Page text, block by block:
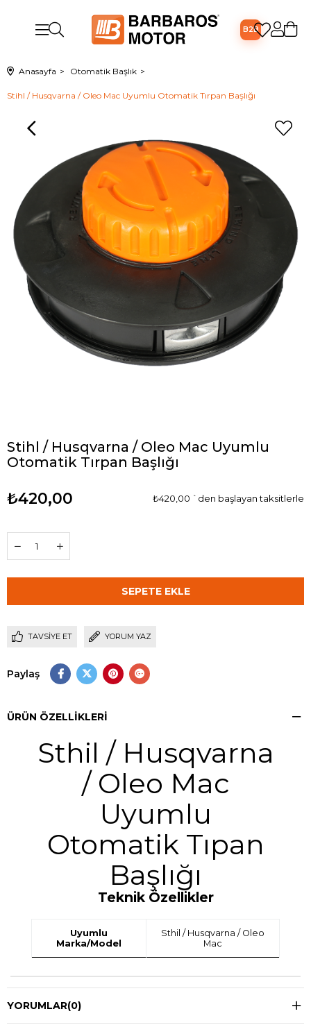
B2B
Anasayfa Otomatik Başlık
Stihl / Husqvarna / Oleo Mac Uyumlu Otomatik Tırpan Başlığı
Stihl / Husqvarna / Oleo Mac Uyumlu
Otomatik Tırpan Başlığı
₺420,00 ₺420,00 `den başlayan taksitlerle
TAVSIYE ET YORUM YAZ
Paylaş
ÜRÜN ÖZELLIKLERI
Sthil / Husqvarna
/ Oleo Mac
Uyumlu
Otomatik Tıpan
Başlığı
Teknik Özellikler
Uyumlu
Marka/Model
Sthil / Husqvarna / Oleo
Mac
YORUMLAR(0)